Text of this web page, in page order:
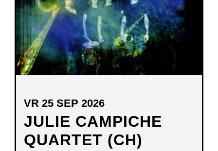
JULIE CAMPICHE
QUARTET (CH)
VR 25 SEP 2026